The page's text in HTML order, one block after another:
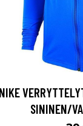
SININEN/